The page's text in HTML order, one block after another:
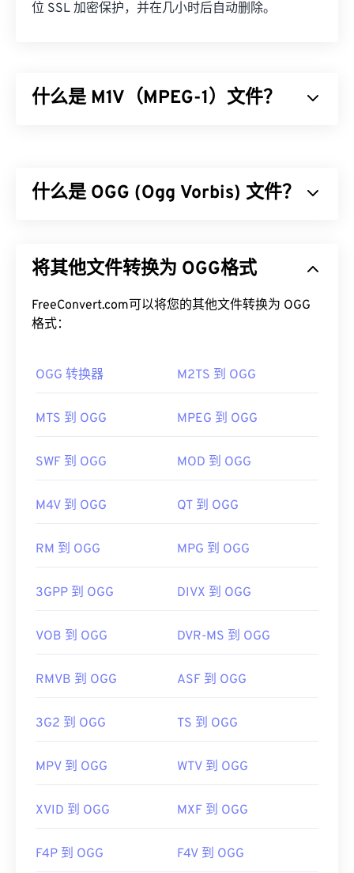
位 SSL 加密保护，并在几小时后自动删除。
什么是 M1V（MPEG-1）文件？
在所有使用有损压缩的格式中，M1V 与播放器、软
放器可以在多种操作系统上播放，包括 Windows、
Mac OS X、Linux 和 Unix。
访问播放器网站并搜索 MPEG-1 视频文件更新，验证
播放器软件是否为最新版本。在 Windows 系统中，
联。如果所有方法均失败，请使用VirusTotal
制定者： ISO
首次发行： 1992年
https://en.wikipedia.org/wiki/MPEG-1
什么是 OGG (Ogg Vorbis) 文件？
免版税的编码方案。与MP3一样，OGG 文件以其高
标题信息。
打开 OGG 文件的默认程序是VLC 媒体播放器
Media Player、 RealPlayer、Winamp、
如果需要，您可以直接在
Google Drive中打开 OGG
设备上使用。请注意，Apple 产品不支持 OGG。
首次发行：2000 年
https://xiph.org/vorbis/
将其他文件转换为 OGG格式
FreeConvert.com可以将您的其他文件转换为 OGG
格式：
OGG 转换器 M2TS 到 OGG
MTS 到 OGG MPEG 到 OGG
SWF 到 OGG MOD 到 OGG
M4V 到 OGG QT 到 OGG
RM 到 OGG MPG 到 OGG
3GPP 到 OGG DIVX 到 OGG
VOB 到 OGG DVR-MS 到 OGG
RMVB 到 OGG ASF 到 OGG
3G2 到 OGG TS 到 OGG
MPV 到 OGG WTV 到 OGG
XVID 到 OGG MXF 到 OGG
F4P 到 OGG F4V 到 OGG